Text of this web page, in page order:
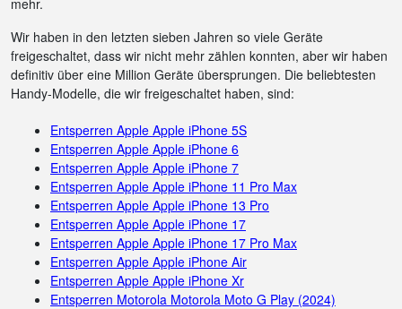
mehr.
Wir haben in den letzten sieben Jahren so viele Geräte
freigeschaltet, dass wir nicht mehr zählen konnten, aber wir haben
definitiv über eine Million Geräte übersprungen. Die beliebtesten
Handy-Modelle, die wir freigeschaltet haben, sind:
Entsperren Apple Apple iPhone 5S
Entsperren Apple Apple iPhone 6
Entsperren Apple Apple iPhone 7
Entsperren Apple Apple iPhone 11 Pro Max
Entsperren Apple Apple iPhone 13 Pro
Entsperren Apple Apple iPhone 17
Entsperren Apple Apple iPhone 17 Pro Max
Entsperren Apple Apple iPhone Air
Entsperren Apple Apple iPhone Xr
Entsperren Motorola Motorola Moto G Play (2024)